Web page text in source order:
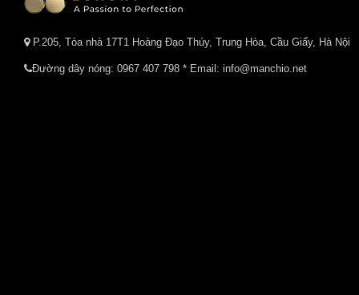
P.205, Tòa nhà 17T1 Hoàng Đạo Thúy, Trung Hòa, Cầu Giấy, Hà Nội
Đường dây nóng: 0967 407 798 * Email: info@manchio.net